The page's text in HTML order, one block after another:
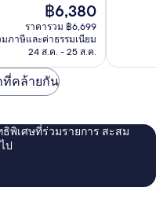
ราคา
ปัจจุบัน
คือ
฿6,380
฿6,380
ราคารวม ฿6,699
มภาษีและค่าธรรมเนียม
24 ส.ค. - 25 ส.ค.
ที่คล้ายกัน
พิเศษที่ร่วมรายการ สะสม
ป